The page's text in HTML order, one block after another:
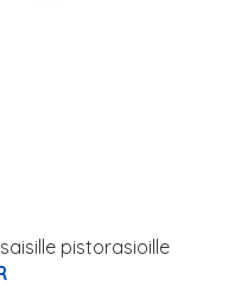
pistorasioille